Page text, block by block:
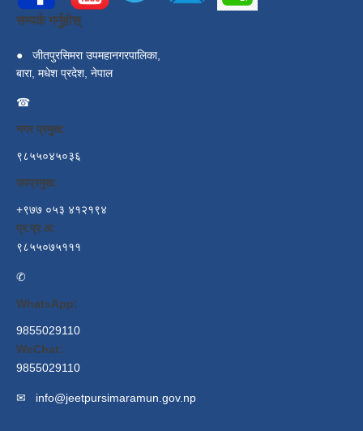
सम्पर्क गर्नुहोस्
●
जीतपुरसिमरा उपमहानगरपालिका,
बारा, मधेश प्रदेश, नेपाल
☎
नगर प्रमुख:
९८५५०४५०३६
उपप्रमुख:
+९७७ ०५३ ४१२१९४
प्र.प्र.अ:
९८५५०७५१११
✆
WhatsApp:
9855029110
WeChat:
9855029110
✉ info@jeetpursimaramun.gov.np